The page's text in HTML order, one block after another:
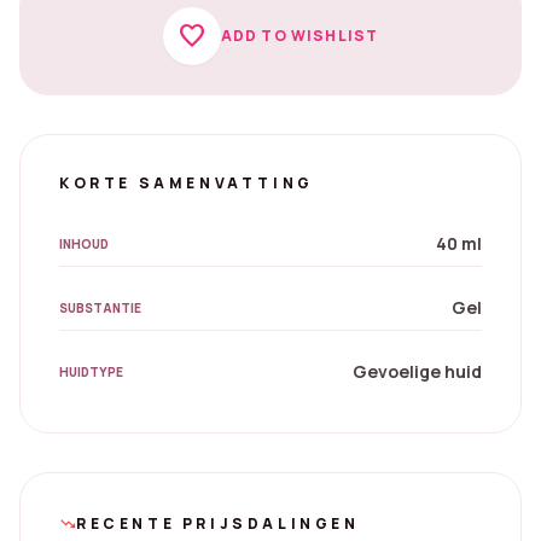
favorite ADD TO WISHLIST
KORTE SAMENVATTING
INHOUD 40 ml
SUBSTANTIE Gel
HUIDTYPE Gevoelige huid
trending_downRECENTE PRIJSDALINGEN